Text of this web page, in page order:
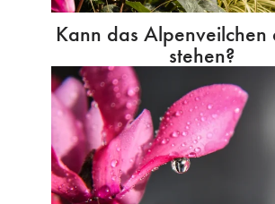
Kann das
stehen?